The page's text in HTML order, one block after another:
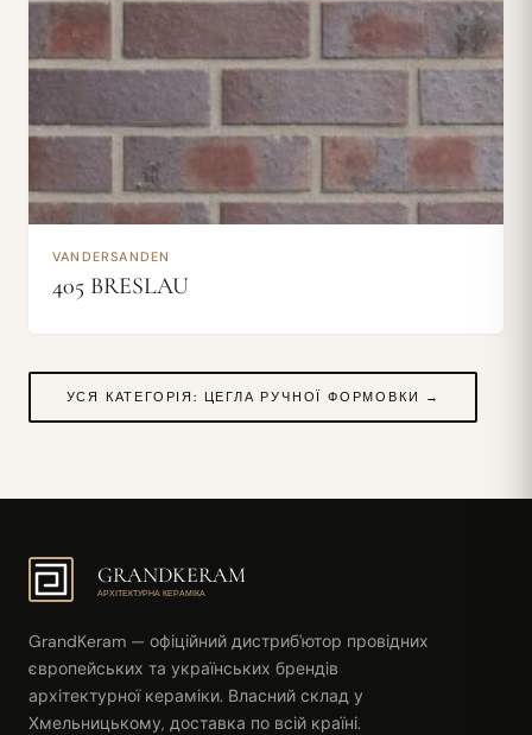
VANDERSANDEN
405 BRESLAU
УСЯ КАТЕГОРІЯ: ЦЕГЛА РУЧНОЇ ФОРМОВКИ →
GRANDKERAM
АРХІТЕКТУРНА КЕРАМІКА
GrandKeram — офіційний дистриб'ютор провідних
європейських та українських брендів
архітектурної кераміки. Власний склад у
Хмельницькому, доставка по всій країні.